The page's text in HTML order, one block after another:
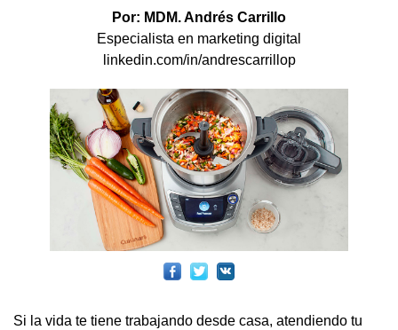
Por: MDM. Andrés Carrillo
Especialista en marketing digital
linkedin.com/in/andrescarrillop
Si la vida te tiene trabajando desde casa, atendiendo tu